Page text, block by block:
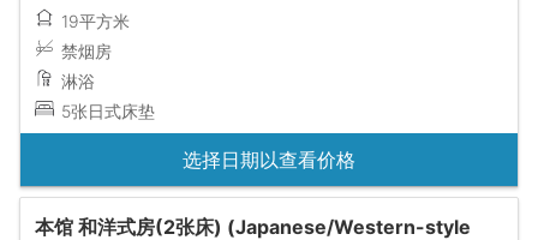
19平方米
禁烟房
淋浴
5张日式床垫
选择日期以查看价格
本馆 和洋式房(2张床) (Japanese/Western-style